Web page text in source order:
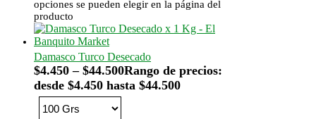
opciones se pueden elegir en la página del
producto
Damasco Turco Desecado
$4.450 – $44.500Rango de precios:
desde $4.450 hasta $44.500